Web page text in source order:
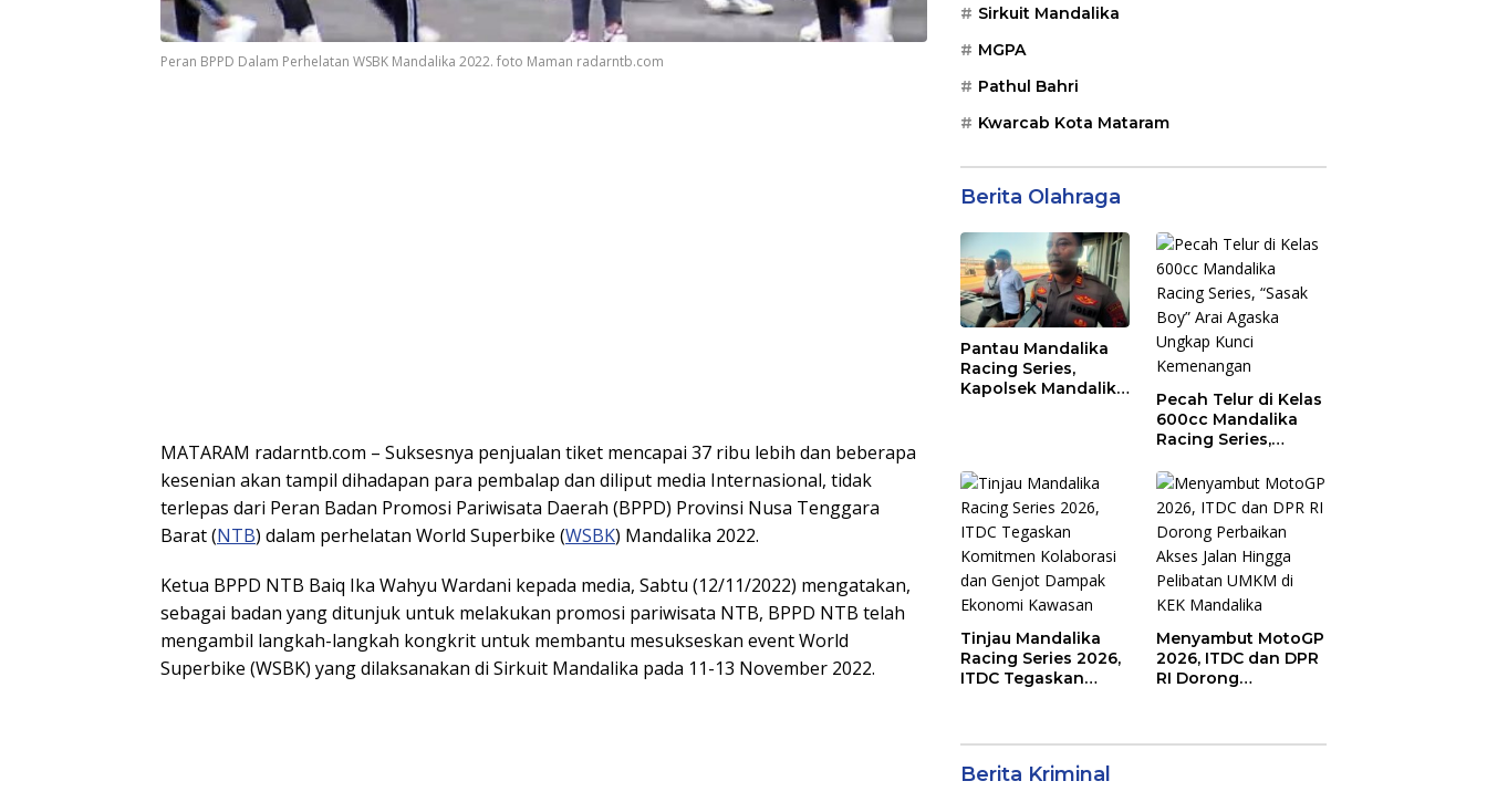
Peran BPPD Dalam Perhelatan WSBK Mandalika 2022. foto Maman radarntb.com
MATARAM radarntb.com – Suksesnya penjualan tiket mencapai 37 ribu lebih dan beberapa
kesenian akan tampil dihadapan para pembalap dan diliput media Internasional, tidak
terlepas dari Peran Badan Promosi Pariwisata Daerah (BPPD) Provinsi Nusa Tenggara
Barat (NTB) dalam perhelatan World Superbike (WSBK) Mandalika 2022.
Ketua BPPD NTB Baiq Ika Wahyu Wardani kepada media, Sabtu (12/11/2022) mengatakan,
sebagai badan yang ditunjuk untuk melakukan promosi pariwisata NTB, BPPD NTB telah
mengambil langkah-langkah kongkrit untuk membantu mesukseskan event World
Superbike (WSBK) yang dilaksanakan di Sirkuit Mandalika pada 11-13 November 2022.
Sirkuit Mandalika
MGPA
Pathul Bahri
Kwarcab Kota Mataram
Berita Olahraga
Pantau Mandalika
Racing Series,
Kapolsek Mandalika
Jalan Raya
Pecah Telur di Kelas
600cc Mandalika
Racing Series,
Agaska Ungkap
Kunci Kemenangan
Tinjau Mandalika
Racing Series 2026,
ITDC Tegaskan
Menyambut MotoGP
2026, ITDC dan DPR
RI Dorong
Berita Kriminal